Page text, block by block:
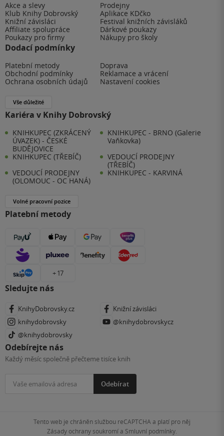
Akce a slevy
Prodejny
Klub Knihy Dobrovský
Aplikace KDčko
Knižní závisláci
Festival knižních závisláků
Affiliate spolupráce
Dárkové poukazy
Poukazy pro firmy
Nákupy pro školy
Dodací podmínky
Platební metody
Doprava
Obchodní podmínky
Reklamace a vrácení
Ochrana osobních údajů
Nastavení cookies
Vše důležité
Kariéra v Knihy Dobrovský
KNIHKUPEC (ZKRÁCENÝ
ÚVAZEK) - ČESKÉ
BUDĚJOVICE
KNIHKUPEC - BRNO (Galerie
Vaňkovka)
KNIHKUPEC (TŘEBÍČ)
VEDOUCÍ PRODEJNY
(TŘEBÍČ)
VEDOUCÍ PRODEJNY
(OLOMOUC - OC HANÁ)
KNIHKUPEC - KARVINÁ
Volné pracovní pozice
Platební metody
+ 17
Sledujte nás
KnihyDobrovsky.cz
Knižní závisláci
knihydobrovsky
@knihydobrovskycz
@knihydobrovsky
Odebírejte nás
Každý měsíc společně přečteme tisíce knih
Odebírat
Tento web je chráněn službou reCAPTCHA a platí pro něj
Zásady ochrany soukromía Smluvní podmínky.